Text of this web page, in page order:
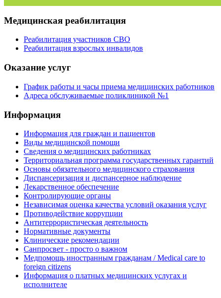
Медицинская реабилитация
Реабилитация участников СВО
Реабилитация взрослых инвалидов
Оказание услуг
График работы и часы приема медицинских работников
Адреса обслуживаемые поликлиникой №1
Информация
Информация для граждан и пациентов
Виды медицинской помощи
Сведения о медицинских работниках
Территориальная программа государственных гарантий
Основы обязательного медицинского страхования
Диспансеризация и диспансерное наблюдение
Лекарственное обеспечение
Контролирующие органы
Независимая оценка качества условий оказания услуг
Противодействие коррупции
Антитеррористическая деятельность
Нормативные документы
Клинические рекомендации
Санпросвет - просто о важном
Медпомощь иностранным гражданам / Medical care to
foreign citizens
Информация о платных медицинских услугах и
исполнителе